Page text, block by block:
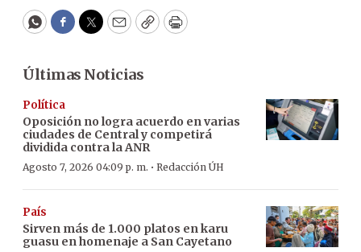
WhatsApp
Facebook
Twitter
EmailCopyPrint
Últimas Noticias
Política
Oposición no logra acuerdo en varias
ciudades de Central y competirá
dividida contra la ANR
Agosto 7, 2026 04:09 p. m. · Redacción ÚH
País
Sirven más de 1.000 platos en karu
guasu en homenaje a San Cayetano